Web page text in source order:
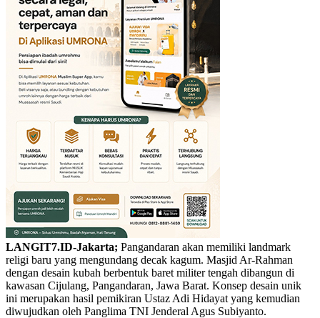
LANGIT7.ID-Jakarta; Pangandaran akan memiliki landmark
religi baru yang mengundang decak kagum. Masjid Ar-Rahman
dengan desain kubah berbentuk baret militer tengah dibangun di
kawasan Cijulang, Pangandaran, Jawa Barat. Konsep desain unik
ini merupakan hasil pemikiran Ustaz Adi Hidayat yang kemudian
diwujudkan oleh Panglima TNI Jenderal Agus Subiyanto.